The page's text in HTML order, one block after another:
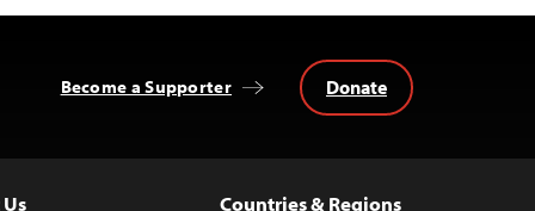
Become a Supporter Donate
Countries & Regions